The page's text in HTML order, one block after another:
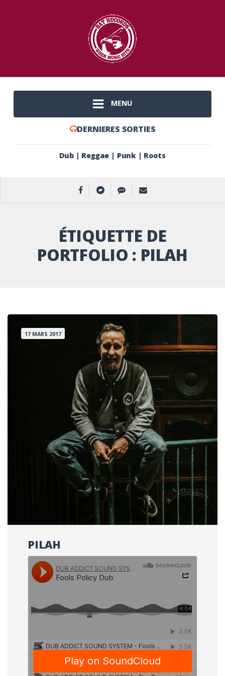
MENU
DERNIERES SORTIES
Dub | Reggae | Punk | Roots
ÉTIQUETTE DE
PORTFOLIO : PILAH
17 MARS 2017
PILAH